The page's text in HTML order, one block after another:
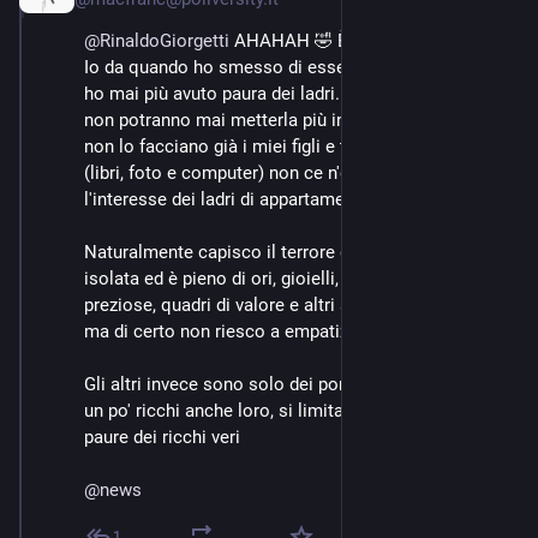
@RinaldoGiorgetti AHAHAH 🤣 È vero.
Io da quando ho smesso di essere un bambino non
ho mai più avuto paura dei ladri. Se mi entrano in casa
non potranno mai metterla più in disordine di quanto
non lo facciano già i miei figli e tra le cose a cui tengo
(libri, foto e computer) non ce n'è una sola che susciti
l'interesse dei ladri di appartamento 🤣
Naturalmente capisco il terrore di chi vive nella villa
isolata ed è pieno di ori, gioielli, orologi, monete
preziose, quadri di valore e altri serbatoi di ricchezza,
ma di certo non riesco a empatizzare con loro.
Gli altri invece sono solo dei poracci che per sentirsi
un po' ricchi anche loro, si limitano a partecipare delle
paure dei ricchi veri
@news